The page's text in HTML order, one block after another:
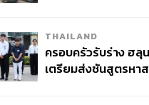
THAILAND
ครอบครัวรับร่าง ฮลุ
เตรียมส่งชันสูตรหา